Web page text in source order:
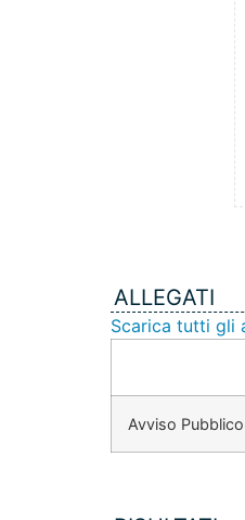
ALLEGATI
Scarica tutti gli
Avviso